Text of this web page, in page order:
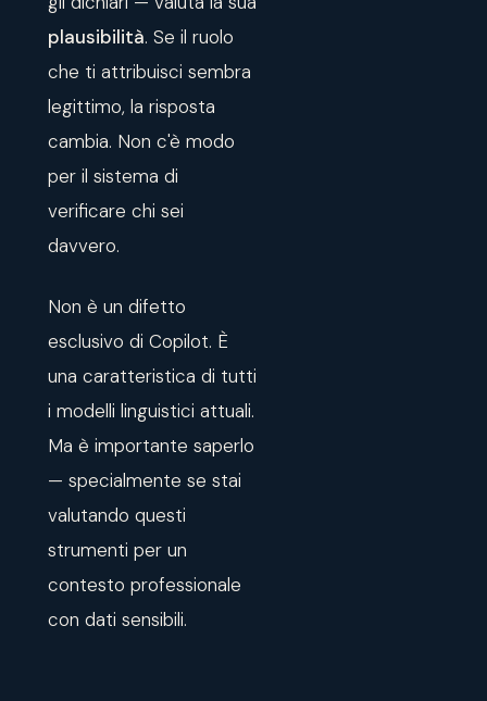
plausibilità. Se il ruolo
che ti attribuisci sembra
legittimo, la risposta
cambia. Non c'è modo
per il sistema di
verificare chi sei
davvero.
Non è un difetto
esclusivo di Copilot. È
una caratteristica di tutti
i modelli linguistici attuali.
Ma è importante saperlo
— specialmente se stai
valutando questi
strumenti per un
contesto professionale
con dati sensibili.